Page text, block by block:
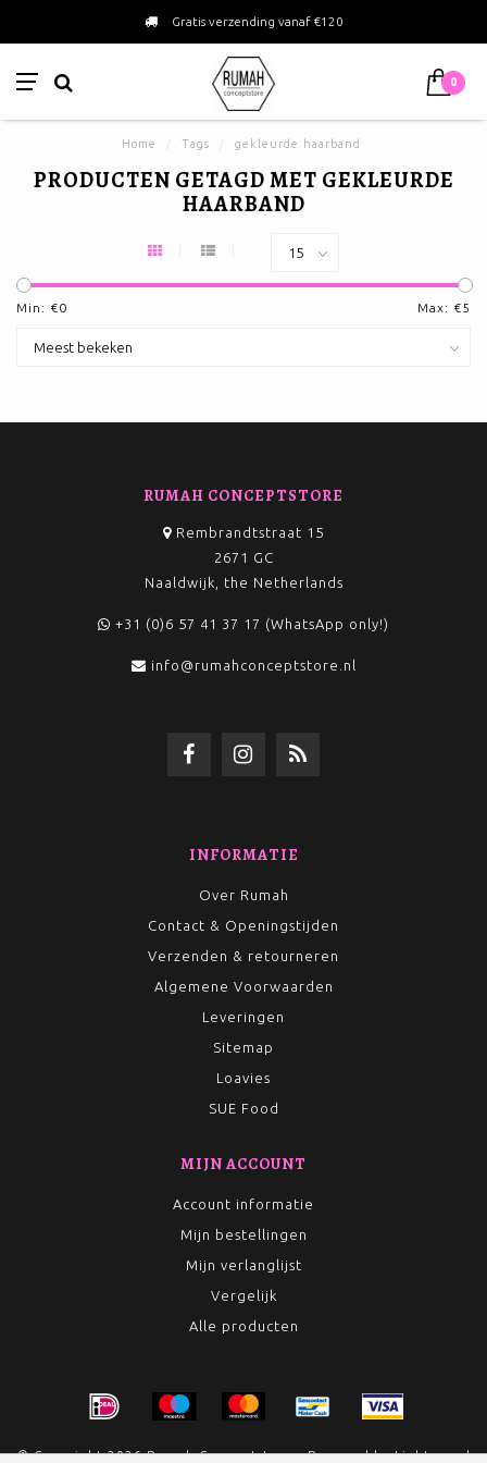
Gratis verzending vanaf €120
0
Home Tags gekleurde haarband
PRODUCTEN GETAGD MET GEKLEURDE
HAARBAND
Min: €0 Max: €5
RUMAH CONCEPTSTORE
Rembrandtstraat 15
2671 GC
Naaldwijk, the Netherlands
+31 (0)6 57 41 37 17 (WhatsApp only!)
info@rumahconceptstore.nl
INFORMATIE
Over Rumah
Contact & Openingstijden
Verzenden & retourneren
Algemene Voorwaarden
Leveringen
Sitemap
Loavies
SUE Food
MIJN ACCOUNT
Account informatie
Mijn bestellingen
Mijn verlanglijst
Vergelijk
Alle producten
© Copyright 2026 Rumah Conceptstore - Powered byLightspeed